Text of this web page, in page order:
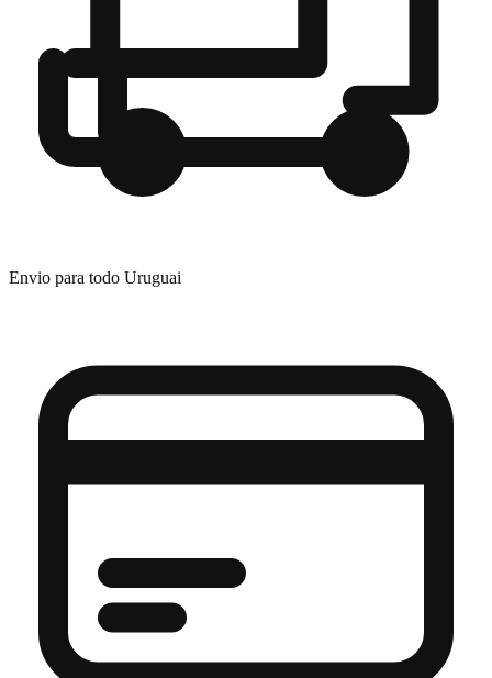
Envio para todo Uruguai